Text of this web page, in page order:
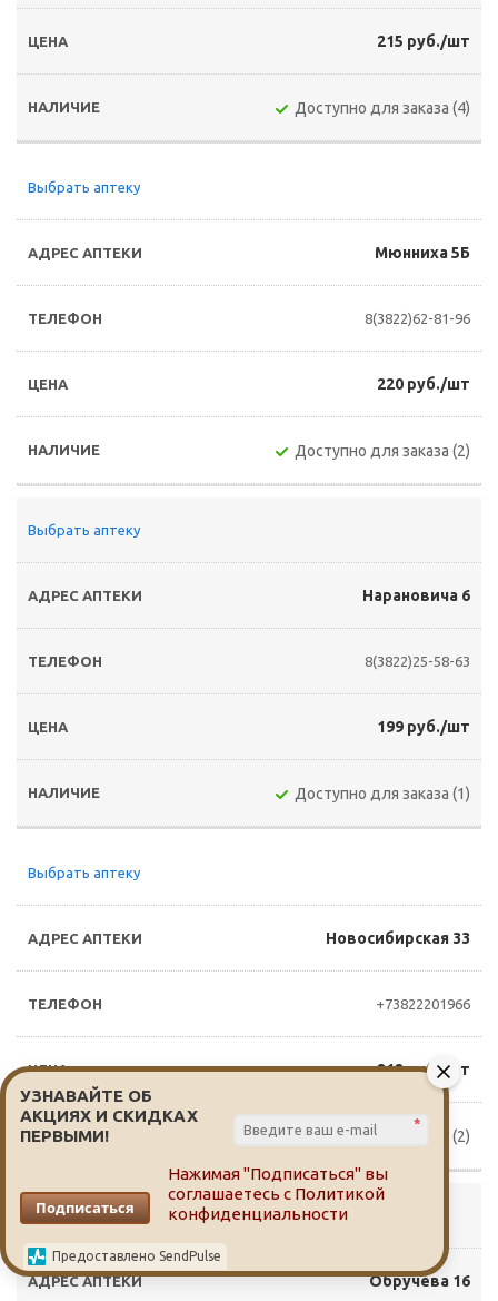
215 руб./шт
Доступно для заказа (4)
Выбрать аптеку
Мюнниха 5Б
8(3822)62-81-96
220 руб./шт
Доступно для заказа (2)
Выбрать аптеку
Нарановича 6
8(3822)25-58-63
199 руб./шт
Доступно для заказа (1)
Выбрать аптеку
Новосибирская 33
+73822201966
212 руб./шт
Доступно для заказа (2)
Выбрать аптеку
Обручева 16
УЗНАВАЙТЕ ОБ
АКЦИЯХ И СКИДКАХ
ПЕРВЫМИ!
*
Подписаться
Нажимая "Подписаться" вы
соглашаетесь с Политикой
конфиденциальности
Предоставлено SendPulse